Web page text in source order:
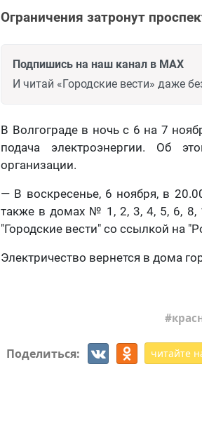
Ограничения затронут
Подпишись на наш канал в MAX
И читай «Городские вести» даже
В Волгограде в ночь с 6 на 7
подача электроэнергии. Об
организации.
— В воскресенье, 6 ноября, в
также в домах № 1, 2, 3, 4, 5, 6, 8,
"Городские вести" со ссылкой на
Электричество вернется в дома
Поделиться: читайте